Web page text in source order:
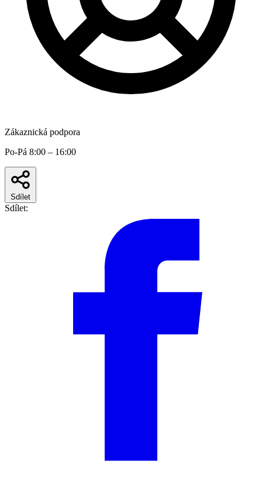
Zákaznická podpora
Po-Pá 8:00 – 16:00
Sdílet
Sdílet: